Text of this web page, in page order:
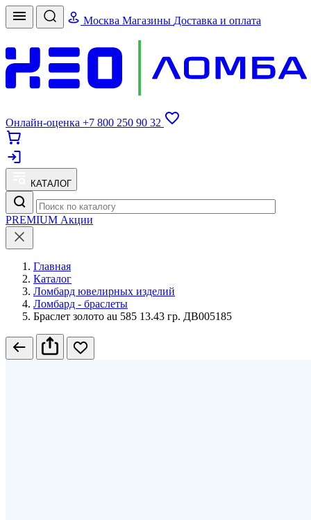
Москва Магазины Доставка и оплата
Онлайн-оценка +7 800 250 90 32
КАТАЛОГ
PREMIUM Акции
Главная
Каталог
Ломбард ювелирных изделий
Ломбард - браслеты
Браслет золото au 585 13.43 гр. ДВ005185